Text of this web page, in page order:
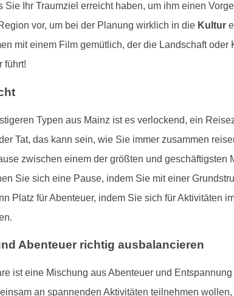
Sie Ihr Traumziel erreicht haben, um ihm einen
vor, um bei der Planung wirklich in die Kultur
mit einem Film gemütlich, der die Landschaft
führt!
Typen aus Mainz ist es verlockend, ein
Tat, das kann sein, wie Sie immer zusammen
zwischen einem der größten und
Sie sich eine Pause, indem Sie mit einer
Platz für Abenteuer, indem Sie sich für Aktivitäten
Abenteuer richtig ausbalancieren
ist eine Mischung aus Abenteuer und
an spannenden Aktivitäten teilnehmen